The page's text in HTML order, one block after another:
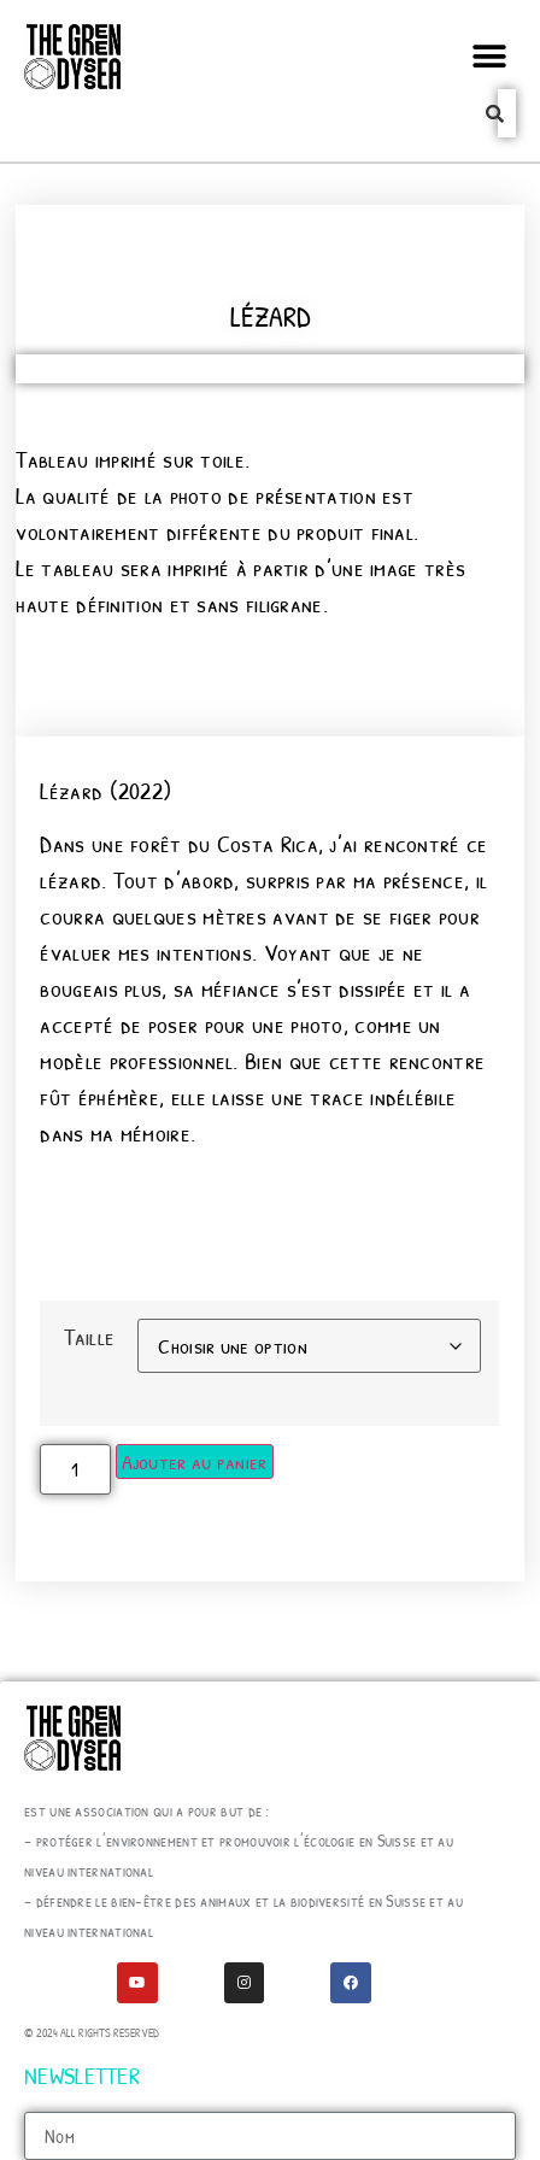
LÉZARD
Tableau imprimé sur toile.
La qualité de la photo de présentation est
volontairement différente du produit final.
Le tableau sera imprimé à partir d’une image très
haute définition et sans filigrane.
Lézard (2022)
Dans une forêt du Costa Rica, j’ai rencontré ce
lézard. Tout d’abord, surpris par ma présence, il
courra quelques mètres avant de se figer pour
évaluer mes intentions. Voyant que je ne
bougeais plus, sa méfiance s’est dissipée et il a
accepté de poser pour une photo, comme un
modèle professionnel. Bien que cette rencontre
fût éphémère, elle laisse une trace indélébile
dans ma mémoire.
Taille
Ajouter au panier
est une association qui a pour but de :
– protéger l’environnement et promouvoir l’écologie en Suisse et au
niveau international
– défendre le bien-être des animaux et la biodiversité en Suisse et au
niveau international
© 2024 ALL RIGHTS RESERVED
NEWSLETTER